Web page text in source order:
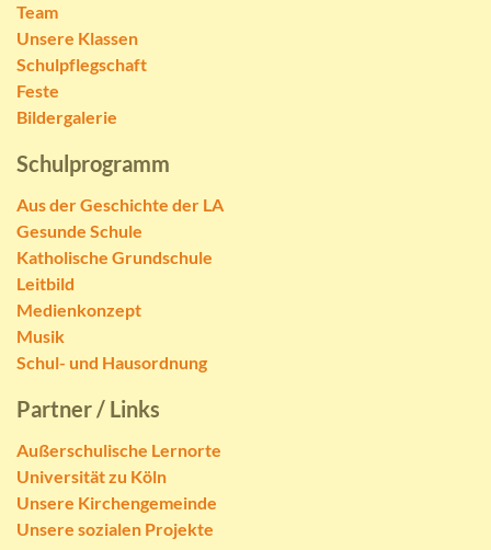
Team
Unsere Klassen
Schulpflegschaft
Feste
Bildergalerie
Schulprogramm
Aus der Geschichte der LA
Gesunde Schule
Katholische Grundschule
Leitbild
Medienkonzept
Musik
Schul- und Hausordnung
Partner / Links
Außerschulische Lernorte
Universität zu Köln
Unsere Kirchengemeinde
Unsere sozialen Projekte